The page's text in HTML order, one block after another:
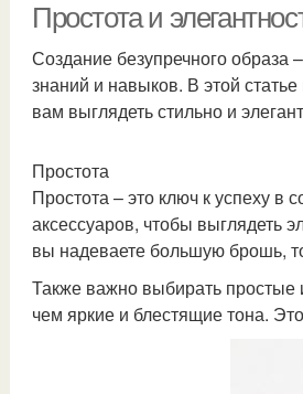
Простота и
Создание безупречного образа
знаний и навыков. В этой
вам выглядеть стильно и
Простота
Простота – это ключ к успеху в
аксессуаров, чтобы выглядеть
вы надеваете большую брошь,
Также важно выбирать
чем яркие и блестящие тона.